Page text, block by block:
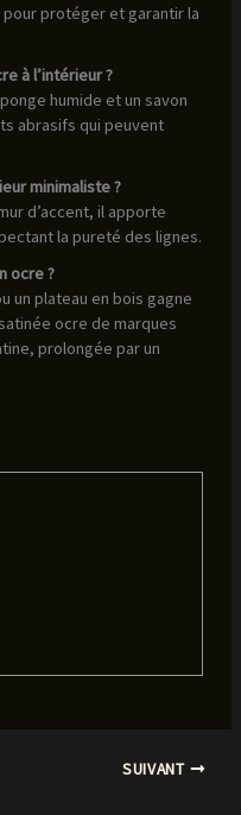
pour protéger et garantir la
à l’intérieur ?
humide et un savon
abrasifs qui peuvent
minimaliste ?
d’accent, il apporte
la pureté des lignes.
ocre ?
un plateau en bois gagne
ocre de marques
prolongée par un
SUIVANT